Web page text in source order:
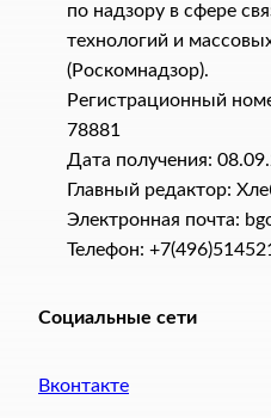
по надзору в сфере
технологий и
(Роскомнадзор).
Регистрационный
78881
Дата получения:
Главный редактор:
Электронная почта:
Телефон:
Социальные сети
Вконтакте